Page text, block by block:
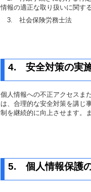
情報の適正な取り扱いに関す
3.
社会保険労務士法
4. 安全対策の実
個人情報への不正アクセスま
は、合理的な安全対策を講じ
制を継続的に向上させます。
5. 個人情報保護